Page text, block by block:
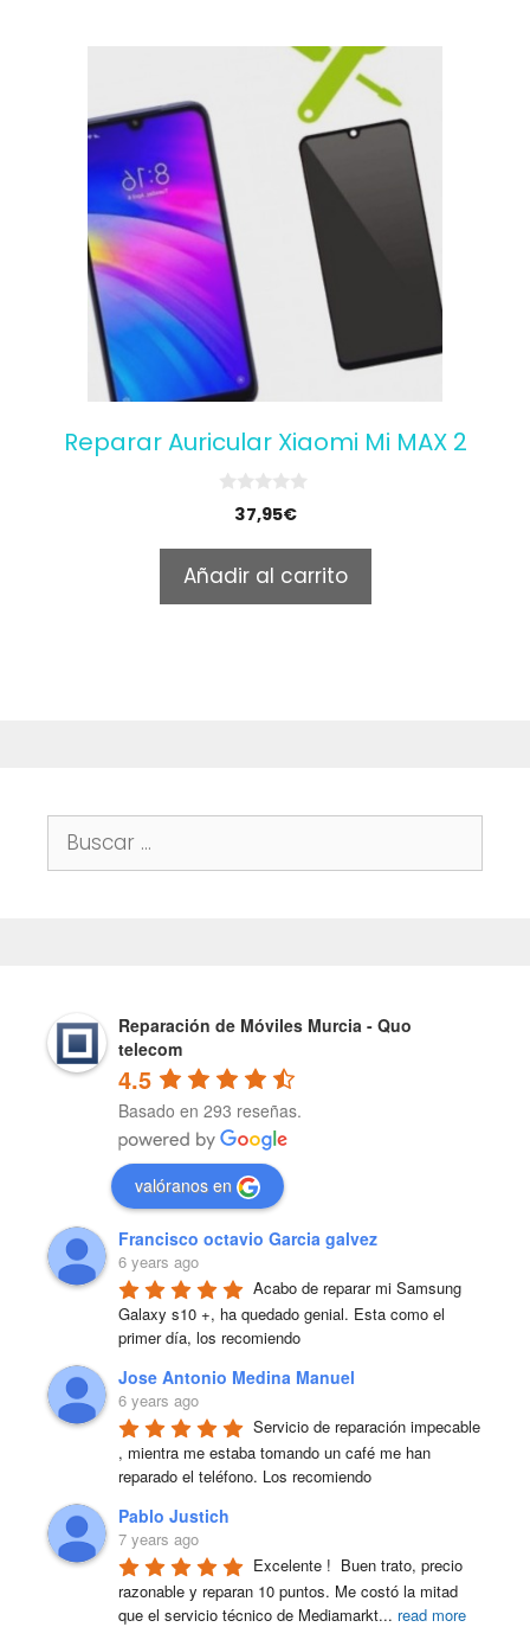
Reparar Auricular Xiaomi Mi MAX 2
o
f
5
37,95€
Añadir al carrito
Buscar:
Reparación de Móviles Murcia - Quo
telecom
4.5
Basado en 293 reseñas.
valóranos en
Francisco octavio Garcia galvez
6 years ago
Acabo de reparar mi Samsung
Galaxy s10 +, ha quedado genial. Esta como el
primer día, los recomiendo
Jose Antonio Medina Manuel
6 years ago
Servicio de reparación impecable
, mientra me estaba tomando un café me han
reparado el teléfono. Los recomiendo
Pablo Justich
7 years ago
Excelente !  Buen trato, precio
razonable y reparan 10 puntos. Me costó la mitad
que el servicio técnico de Mediamarkt... read more